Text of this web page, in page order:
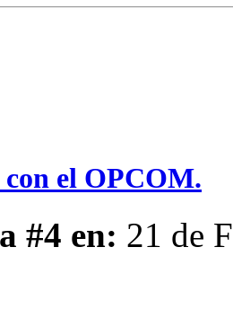
con el OPCOM.
#4 en: 21 de